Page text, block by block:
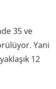
35 ve
Yani
12